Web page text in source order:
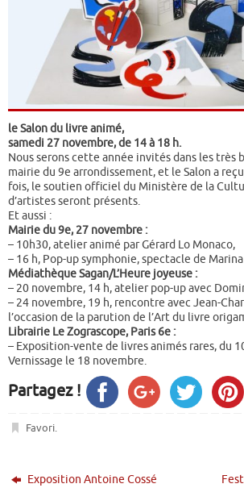
le Salon du livre animé,
samedi 27 novembre, de 14 à 18 h.
Nous serons cette année invités dans les très
mairie du 9e arrondissement, et le Salon a
fois, le soutien officiel du Ministère de la
d’artistes seront présents.
Et aussi :
Mairie du 9e, 27 novembre :
– 10h30, atelier animé par Gérard Lo Monaco,
– 16 h, Pop-up symphonie, spectacle de
Médiathèque Sagan/L’Heure joyeuse :
– 20 novembre, 14 h, atelier pop-up avec
– 24 novembre, 19 h, rencontre avec Jean-
l’occasion de la parution de l’Art du livre
Librairie Le Zograscope, Paris 6e :
– Exposition-vente de livres animés rares, du
Vernissage le 18 novembre.
Partagez !
Favori.
Exposition Antoine Cossé